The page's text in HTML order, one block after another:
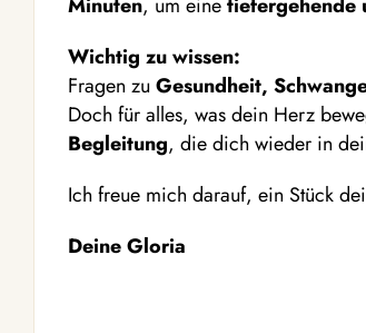
Wichtig zu wissen:
Fragen zu Gesundheit,
Doch für alles, was dein Herz
Begleitung, die dich wieder in
Ich freue mich darauf, ein Stück
Deine Gloria